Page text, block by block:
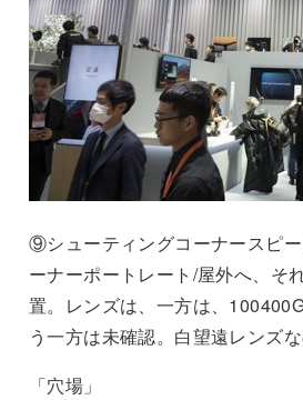
⑨シューティングコーナースピ
ーナーポートレート/屋外へ、そ
置。レンズは、一方は、
う一方は未確認。白望遠レンズ
「穴場」